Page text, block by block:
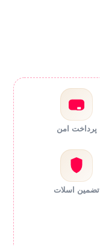
پرداخت امن
تضمین اسلات